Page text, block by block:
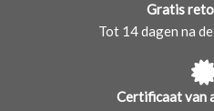
Gratis
Tot 14 dagen na
Certificaat van